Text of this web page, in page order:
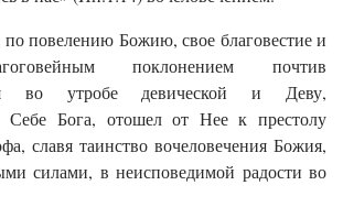
повелению Божию, свое благовестие и
поклонением почтив
во утробе девической и Деву,
Бога, отошел от Нее к престолу
славя таинство вочеловечения Божия,
силами, в неисповедимой радости во